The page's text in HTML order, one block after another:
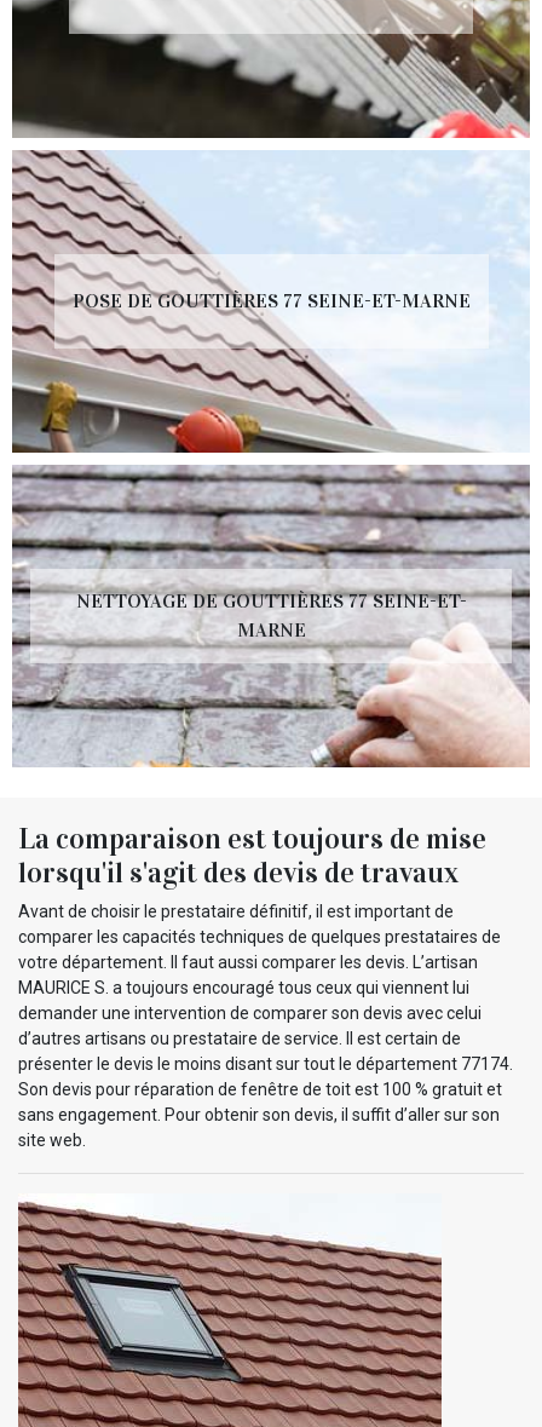
POSE DE GOUTTIÈRES 77 SEINE-ET-MARNE
NETTOYAGE DE GOUTTIÈRES 77 SEINE-ET-
MARNE
La comparaison est toujours de mise
lorsqu'il s'agit des devis de travaux
Avant de choisir le prestataire définitif, il est important de
comparer les capacités techniques de quelques prestataires de
votre département. Il faut aussi comparer les devis. L’artisan
MAURICE S. a toujours encouragé tous ceux qui viennent lui
demander une intervention de comparer son devis avec celui
d’autres artisans ou prestataire de service. Il est certain de
présenter le devis le moins disant sur tout le département 77174.
Son devis pour réparation de fenêtre de toit est 100 % gratuit et
sans engagement. Pour obtenir son devis, il suffit d’aller sur son
site web.